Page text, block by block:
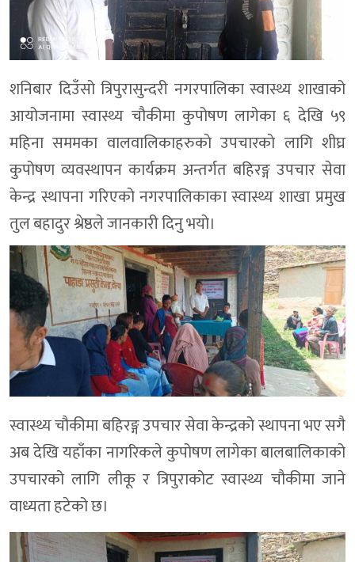
शनिबार दिउँसो त्रिपुरासुन्दरी नगरपालिका स्वास्थ्य शाखाको
आयोजनामा स्वास्थ्य चौकीमा कुपोषण लागेका ६ देखि ५९
महिना सममका वालवालिकाहरुकाे उपचारकाे लागि शीघ्र
कुपोषण व्यवस्थापन कार्यक्रम अन्तर्गत बहिरङ्ग उपचार सेवा
केन्द्र स्थापना गरिएको नगरपालिकाका स्वास्थ्य शाखा प्रमुख
तुल बहादुर श्रेष्ठले जानकारी दिनु भयो।
स्वास्थ्य चौकीमा बहिरङ्ग उपचार सेवा केन्द्रको स्थापना भए सगै
अब देखि यहाँका नागरिकले कुपोषण लागेका बालबालिकाको
उपचारको लागि लीकू र त्रिपुराकोट स्वास्थ्य चौकीमा जाने
वाध्यता हटेको छ।